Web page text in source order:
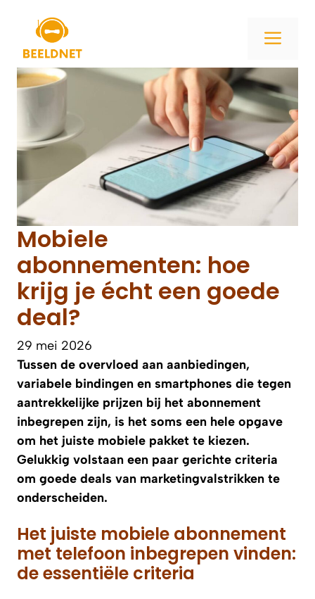
inhoud
Mobiele
abonnementen: hoe
krijg je écht een goede
deal?
29 mei 2026
Tussen de overvloed aan aanbiedingen,
variabele bindingen en smartphones die tegen
aantrekkelijke prijzen bij het abonnement
inbegrepen zijn, is het soms een hele opgave
om het juiste mobiele pakket te kiezen.
Gelukkig volstaan een paar gerichte criteria
om goede deals van marketingvalstrikken te
onderscheiden.
Het juiste mobiele abonnement
met telefoon inbegrepen vinden:
de essentiële criteria